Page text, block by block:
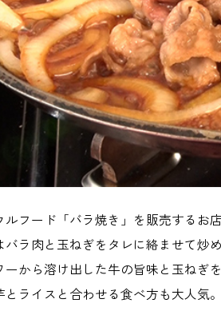
フード「バラ焼き」を販売するお店
ラ肉と玉ねぎをタレに絡ませて炒
から溶け出した牛の旨味と玉ねぎ
ライスと合わせる食べ方も大人気。